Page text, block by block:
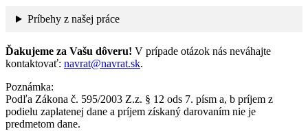
Príbehy z našej práce
Ďakujeme za Vašu dôveru! V prípade otázok nás neváhajte
kontaktovať: navrat@navrat.sk.
Poznámka:
Podľa Zákona č. 595/2003 Z.z. § 12 ods 7. písm a, b príjem z
podielu zaplatenej dane a príjem získaný darovaním nie je
predmetom dane.